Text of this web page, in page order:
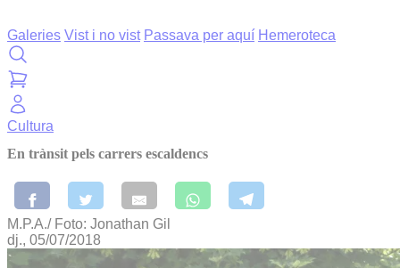
Galeries Vist i no vist Passava per aquí Hemeroteca
Cultura
En trànsit pels carrers escaldencs
M.P.A./ Foto: Jonathan Gil
dj., 05/07/2018